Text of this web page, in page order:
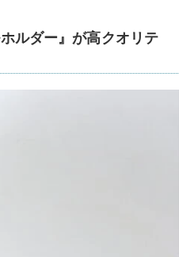
ルダー』が高クオリテ